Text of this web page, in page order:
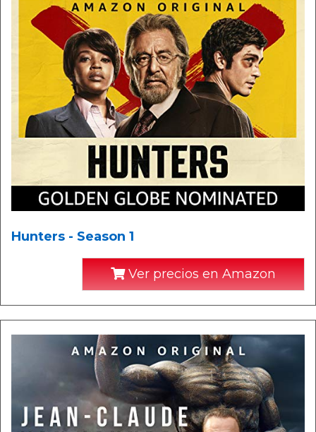
Hunters - Season 1
Ver precios en Amazon